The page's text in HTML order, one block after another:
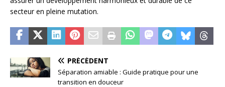
secteur en pleine mutation.
PRÉCÉDENT
Séparation amiable : Guide pratique pour une
transition en douceur